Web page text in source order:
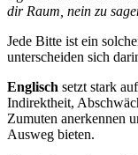
dir Raum, nein zu
Jede Bitte ist ein
unterscheiden sich
Englisch setzt stark auf
Indirektheit,
Zumuten anerkennen
Ausweg bieten.